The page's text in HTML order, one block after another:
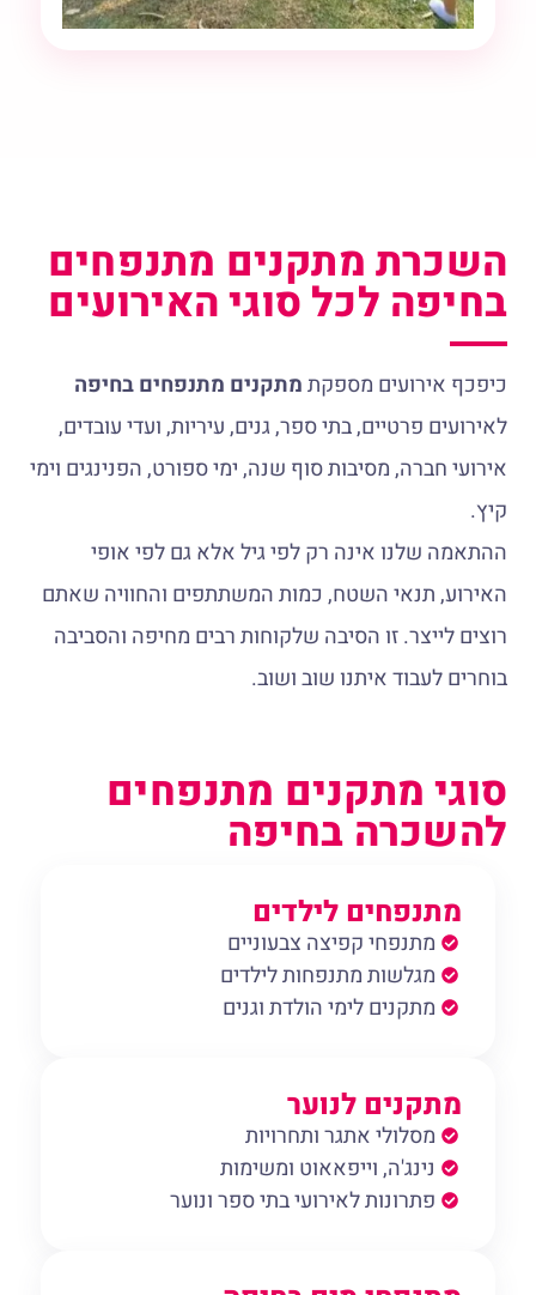
השכרת מתקנים מתנפחים
בחיפה לכל סוגי האירועים
כיפכף אירועים מספקתמתקנים מתנפחים בחיפה
לאירועים פרטיים, בתי ספר, גנים, עיריות, ועדי עובדים,
אירועי חברה, מסיבות סוף שנה, ימי ספורט, הפנינגים וימי
קיץ.
ההתאמה שלנו אינה רק לפי גיל אלא גם לפי אופי
האירוע, תנאי השטח, כמות המשתתפים והחוויה שאתם
רוצים לייצר. זו הסיבה שלקוחות רבים מחיפה והסביבה
בוחרים לעבוד איתנו שוב ושוב.
סוגי מתקנים מתנפחים
להשכרה בחיפה
מתנפחים לילדים
מתנפחי קפיצה צבעוניים
מגלשות מתנפחות לילדים
מתקנים לימי הולדת וגנים
מתקנים לנוער
מסלולי אתגר ותחרויות
נינג'ה, וייפאאוט ומשימות
פתרונות לאירועי בתי ספר ונוער